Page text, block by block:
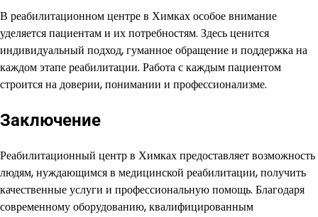
В реабилитационном центре в Химках особое внимание
уделяется пациентам и их потребностям. Здесь ценится
индивидуальный подход, гуманное обращение и поддержка на
каждом этапе реабилитации. Работа с каждым пациентом
строится на доверии, понимании и профессионализме.
Заключение
Реабилитационный центр в Химках предоставляет возможность
людям, нуждающимся в медицинской реабилитации, получить
качественные услуги и профессиональную помощь. Благодаря
современному оборудованию, квалифицированным